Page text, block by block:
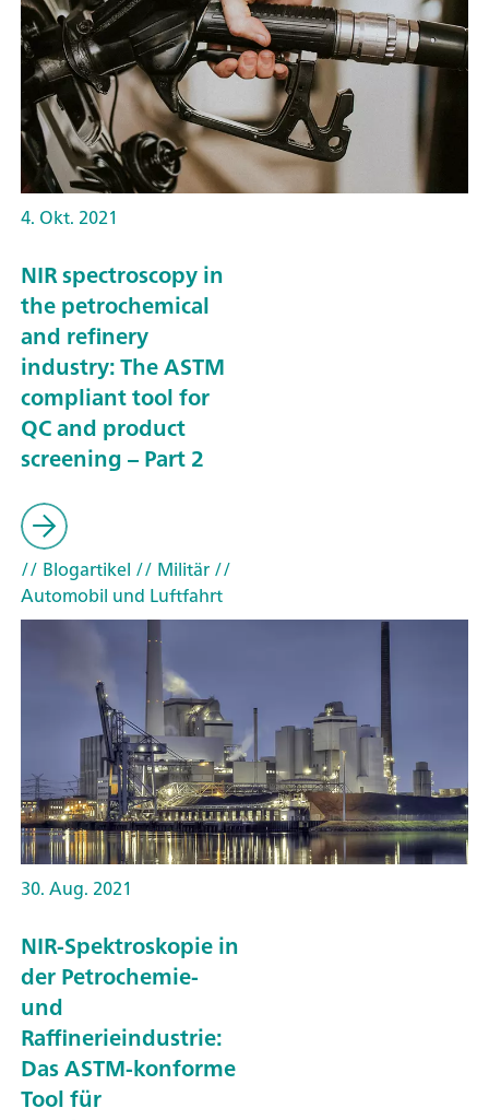
4. Okt. 2021
NIR spectroscopy in
the petrochemical
and refinery
industry: The ASTM
compliant tool for
QC and product
screening – Part 2
// Blogartikel // Militär//
Automobil und Luftfahrt
30. Aug. 2021
NIR-Spektroskopie in
der Petrochemie-
und
Raffinerieindustrie:
Das ASTM-konforme
Tool für